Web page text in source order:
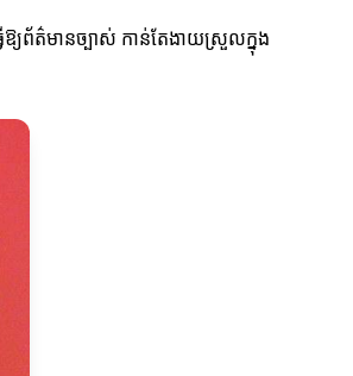
ឱ្យព័ត៌មានច្បាស់ កាន់តែងាយស្រួលក្នុង